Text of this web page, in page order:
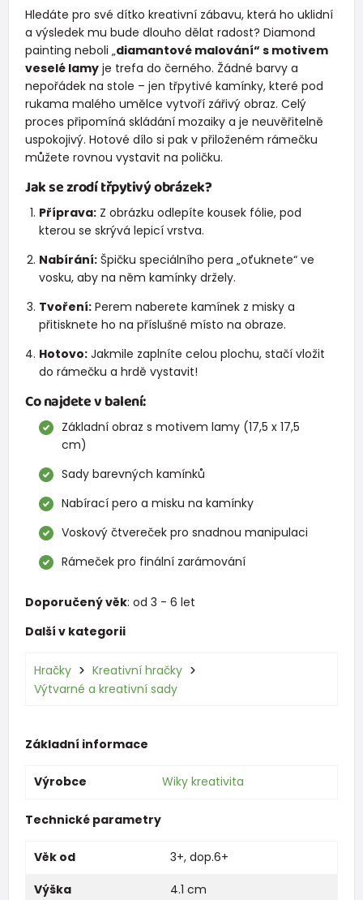
Hledáte pro své dítko kreativní zábavu, která ho uklidní
a výsledek mu bude dlouho dělat radost? Diamond
painting neboli „diamantové malování“ s motivem
veselé lamyje trefa do černého. Žádné barvy a
nepořádek na stole – jen třpytivé kamínky, které pod
rukama malého umělce vytvoří zářivý obraz. Celý
proces připomíná skládání mozaiky a je neuvěřitelně
uspokojivý. Hotové dílo si pak v přiloženém rámečku
můžete rovnou vystavit na poličku.
Jak se zrodí třpytivý obrázek?
Příprava: Z obrázku odlepíte kousek fólie, pod
kterou se skrývá lepicí vrstva.
Nabírání: Špičku speciálního pera „oťuknete“ ve
vosku, aby na něm kamínky držely.
Tvoření: Perem naberete kamínek z misky a
přitisknete ho na příslušné místo na obraze.
Hotovo: Jakmile zaplníte celou plochu, stačí vložit
do rámečku a hrdě vystavit!
Co najdete v balení:
Základní obraz s motivem lamy (17,5 x 17,5
cm)
Sady barevných kamínků
Nabírací pero a misku na kamínky
Voskový čtvereček pro snadnou manipulaci
Rámeček pro finální zarámování
Doporučený věk: od 3 - 6 let
Další v kategorii
Hračky
Kreativní hračky
Výtvarné a kreativní sady
Základní informace
Výrobce Wiky kreativita
Technické parametry
Věk od 3+, dop.6+
Výška
4.1 cm